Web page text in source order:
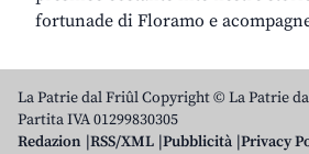
fortunade di Floramo e
La Patrie dal Friûl Copyright © La Patrie
Partita IVA 01299830305
Redazion RSS/XML Pubblicità Privacy